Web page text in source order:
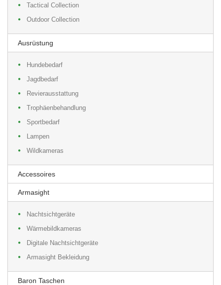
Tactical Collection
Outdoor Collection
Ausrüstung
Hundebedarf
Jagdbedarf
Revierausstattung
Trophäenbehandlung
Sportbedarf
Lampen
Wildkameras
Accessoires
Armasight
Nachtsichtgeräte
Wärmebildkameras
Digitale Nachtsichtgeräte
Armasight Bekleidung
Baron Taschen